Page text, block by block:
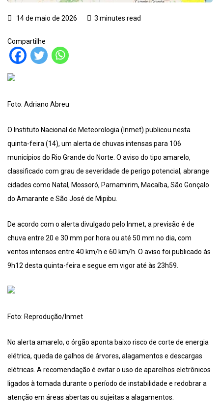
14 de maio de 2026 3 minutes read
Compartilhe
Foto: Adriano Abreu
O Instituto Nacional de Meteorologia (Inmet) publicou nesta
quinta-feira (14), um alerta de chuvas intensas para 106
municípios do Rio Grande do Norte. O aviso do tipo amarelo,
classificado com grau de severidade de perigo potencial, abrange
cidades como Natal, Mossoró, Parnamirim, Macaíba, São Gonçalo
do Amarante e São José de Mipibu.
De acordo com o alerta divulgado pelo Inmet, a previsão é de
chuva entre 20 e 30 mm por hora ou até 50 mm no dia, com
ventos intensos entre 40 km/h e 60 km/h. O aviso foi publicado às
9h12 desta quinta-feira e segue em vigor até às 23h59.
Foto: Reprodução/Inmet
No alerta amarelo, o órgão aponta baixo risco de corte de energia
elétrica, queda de galhos de árvores, alagamentos e descargas
elétricas. A recomendação é evitar o uso de aparelhos eletrônicos
ligados à tomada durante o período de instabilidade e redobrar a
atenção em áreas abertas ou sujeitas a alagamentos.